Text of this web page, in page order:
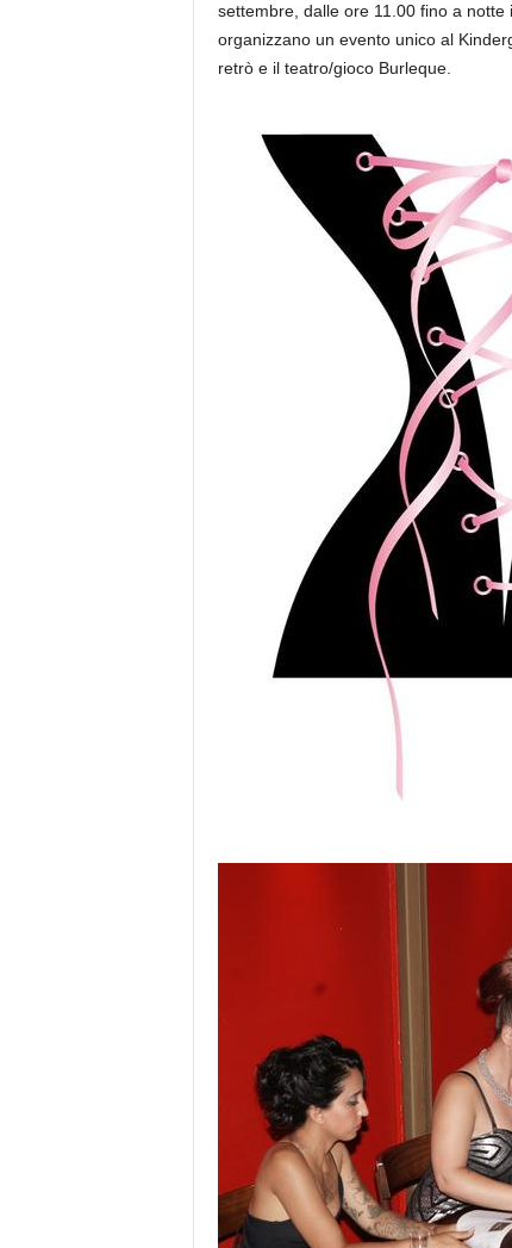
settembre, dalle ore 11.00 fino a
organizzano un evento unico al
retrò e il teatro/gioco Burleque.